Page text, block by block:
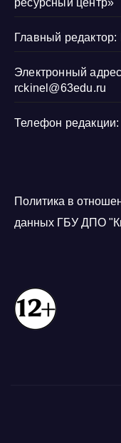
ресурсный центр»
Главный
Электронный
rckinel@63edu.ru
Телефон
Политика в
данных ГБУ ДПО